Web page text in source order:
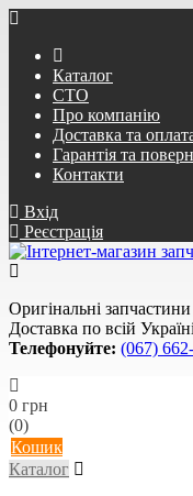
Каталог
СТО
Про компанію
Доставка та
Гарантія та
Контакти
Вхід
Реєстрація
Оригінальні
Доставка по всій Україні
Телефонуйте: (067)
0 грн
(0)
Кошик
Каталог